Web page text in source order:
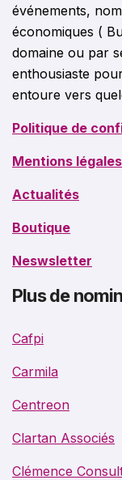
événements,
économiques (
domaine ou par
enthousiaste
entoure vers
Politique de
Mentions légales
Actualités
Boutique
Neswsletter
Plus de
Cafpi
Carmila
Centreon
Clartan Associés
Clémence